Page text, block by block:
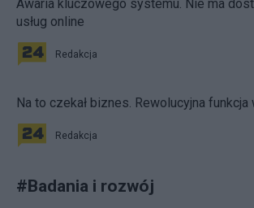
Awaria kluczowego systemu. Nie ma
usług online
Redakcja
Na to czekał biznes. Rewolucyjna
Redakcja
#Badania i rozwój